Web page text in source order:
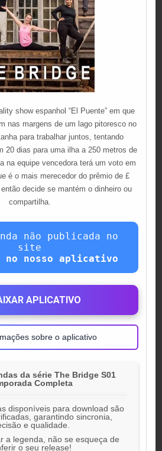
show espanhol “El Puente” em que
nas margens de um lago pitoresco no
para trabalhar juntos, tentando
20 dias para uma ilha a 250 metros de
na equipe vencedora terá um voto em
é o mais merecedor do prêmio de £
decide se mantém o dinheiro ou
compartilha.
não publicada no
site
no nosso aplicativo
APLICATIVO
sobre o aplicativo
da série The Bridge S01
Completa
disponíveis para download são
garantindo sincronia,
e qualidade.
a legenda, não se esqueça de
o seu release!